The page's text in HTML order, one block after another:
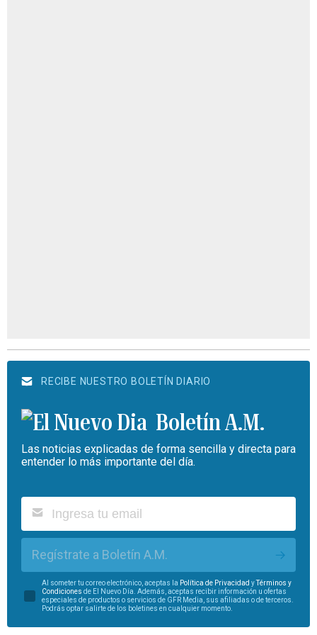
RECIBE NUESTRO BOLETÍN DIARIO
Boletín A.M.
Las noticias explicadas de forma sencilla y directa para
entender lo más importante del día.
Regístrate a Boletín A.M.
Al someter tu correo electrónico, aceptas la Política de Privacidad yTérminos y
Condiciones de El Nuevo Día. Además, aceptas recibir información u ofertas
especiales de productos o servicios de GFR Media, sus afiliadas o de terceros.
Podrás optar salirte de los boletines en cualquier momento.